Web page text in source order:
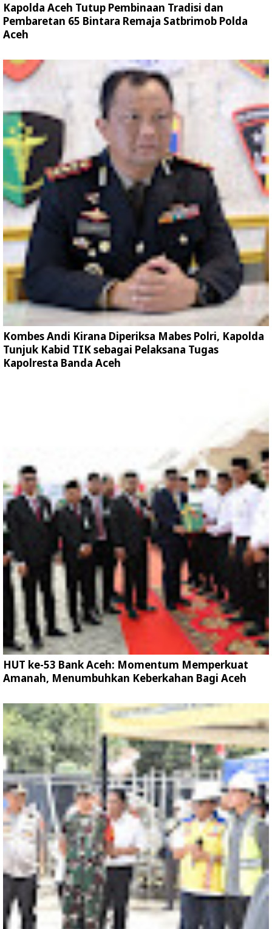
Kapolda Aceh Tutup Pembinaan Tradisi dan
Pembaretan 65 Bintara Remaja Satbrimob Polda
Aceh
Kombes Andi Kirana Diperiksa Mabes Polri, Kapolda
Tunjuk Kabid TIK sebagai Pelaksana Tugas
Kapolresta Banda Aceh
HUT ke-53 Bank Aceh: Momentum Memperkuat
Amanah, Menumbuhkan Keberkahan Bagi Aceh